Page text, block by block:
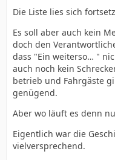
Die Liste lies sich
Es soll aber auch kein
doch den
dass "Ein weiterso… "
auch noch kein
betrieb und Fahrgäste
genügend.
Aber wo läuft es denn
Eigentlich war die
vielversprechend.